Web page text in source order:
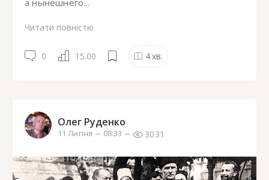
а нынешнего...
Читати повністю
0 15.00 4хв.
Олег Руденко
11 Липня 08:33 3031